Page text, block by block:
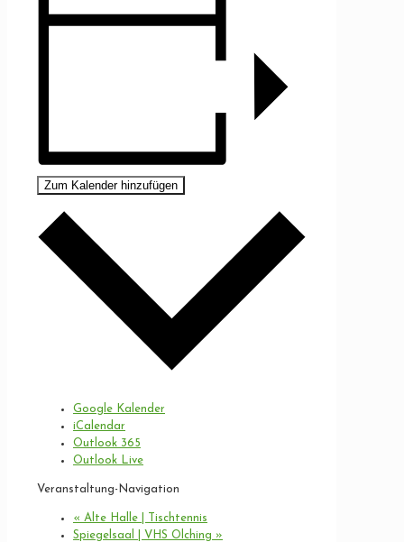
Zum Kalender hinzufügen
Google Kalender
iCalendar
Outlook 365
Outlook Live
Veranstaltung-Navigation
« Alte Halle | Tischtennis
Spiegelsaal | VHS Olching »